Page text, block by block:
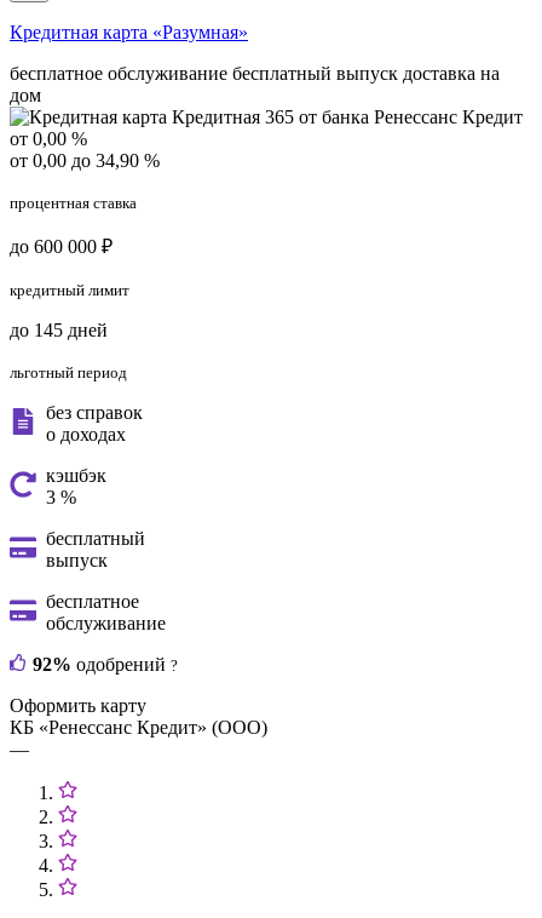
Кредитная карта «Разумная»
бесплатное обслуживание бесплатный выпуск доставка на
дом
от 0,00 %
от 0,00 до 34,90 %
процентная ставка
до 600 000 ₽
кредитный лимит
до 145 дней
льготный период
без справок
о доходах
кэшбэк
3 %
бесплатный
выпуск
бесплатное
обслуживание
92% одобрений ?
Оформить карту
КБ «Ренессанс Кредит» (ООО)
—